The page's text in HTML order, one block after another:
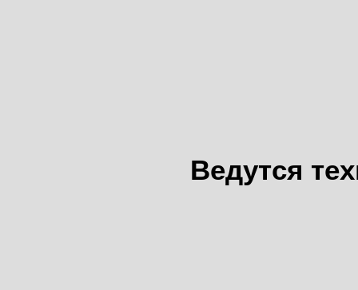
Ведутся